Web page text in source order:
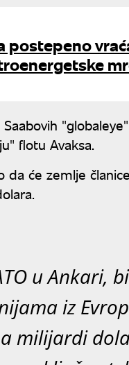
postepeno
flotu Avaksa.
da će zemlje
u Ankari,
iz
milijardi